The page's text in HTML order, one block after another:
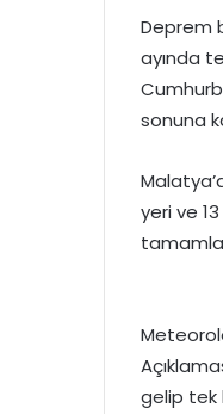
Deprem
ayında
sonuna
yeri ve
gelip tek